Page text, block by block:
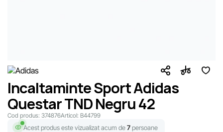
Incaltaminte Sport Adidas
Questar TND Negru 42
Cod produs: 374876Articol: B44799
Acest produs este vizualizat acum de7persoane